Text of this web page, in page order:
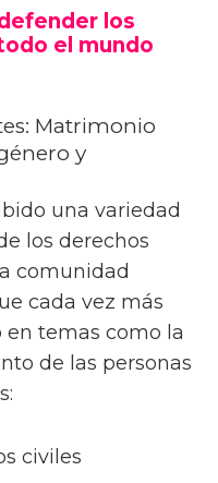
los
el mundo
Matrimonio
y
una variedad
los derechos
comunidad
cada vez más
en temas como la
de las personas
civiles